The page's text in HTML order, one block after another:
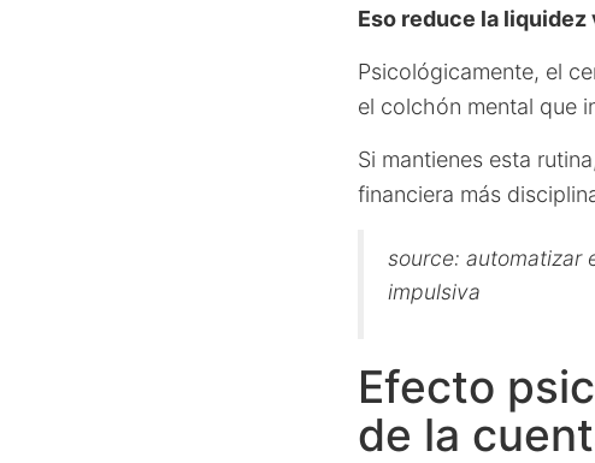
Eso reduce la liquidez
Psicológicamente, el
el colchón mental que
Si mantienes esta
financiera más
source: automatizar
impulsiva
Efecto
de la